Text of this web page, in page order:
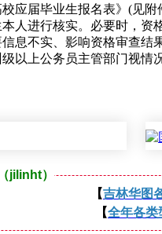
应届毕业生报名表》(见
人进行核实。必要时，
息不实、影响资格审查结
上公务员主管部门视情
jilinht）
【吉林华图
【全年各类